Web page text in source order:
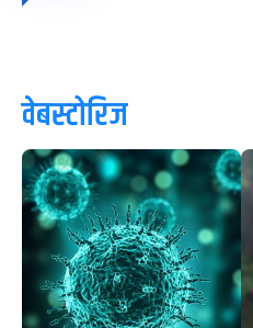
वेबस्टोरिज